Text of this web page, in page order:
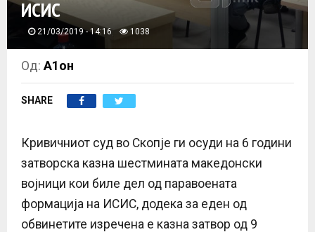
M
E
N
U
ИСИС
21/03/2019 - 14:16 1038
Од:А1он
SHARE
Кривичниот суд во Скопје ги осуди на 6 години
затворска казна шестмината македонски
војници кои биле дел од паравоената
формација на ИСИС, додека за еден од
обвинетите изречена е казна затвор од 9